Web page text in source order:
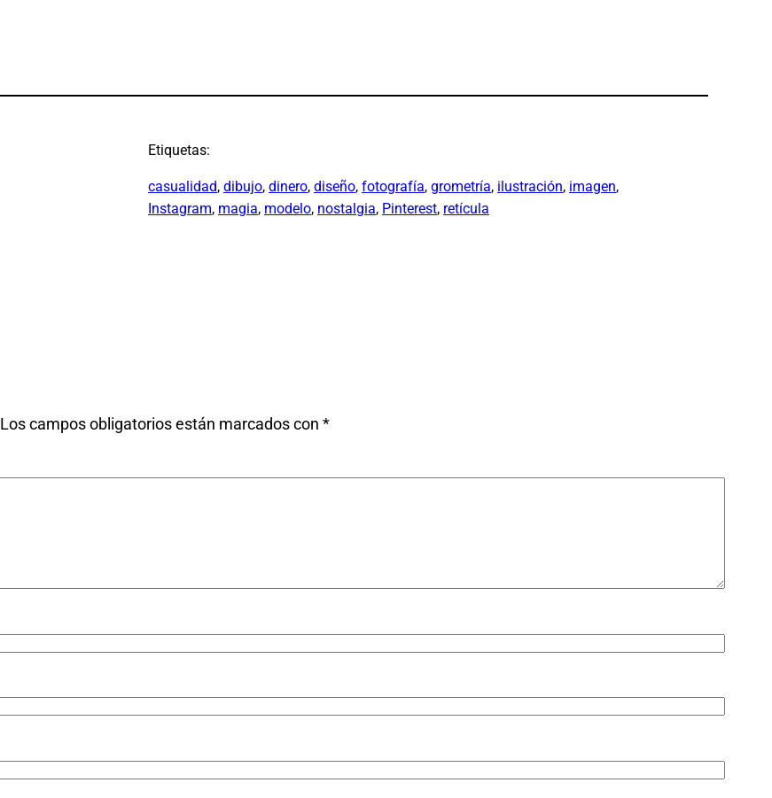
Etiquetas:
casualidad, dibujo, dinero, diseño, fotografía, grometría, ilustración, imagen
Instagram, magia, modelo, nostalgia, Pinterest, retícula
Los campos obligatorios están marcados con*